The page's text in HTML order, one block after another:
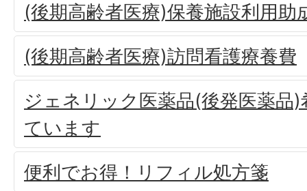
(後期高齢者医療)保養施設利用助
(後期高齢者医療)訪問看護療養費
ジェネリック医薬品(後発医薬品
ています
便利でお得！リフィル処方箋